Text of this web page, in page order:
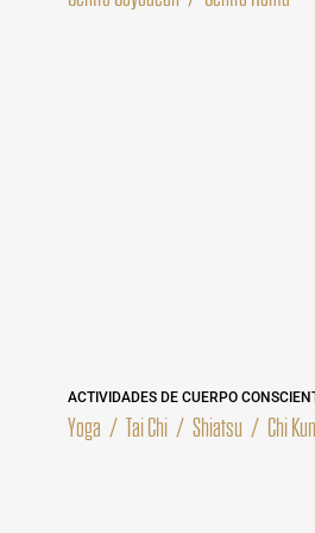
ACTIVIDADES DE CUERPO
Yoga / Tai Chi / Shiatsu / Chi